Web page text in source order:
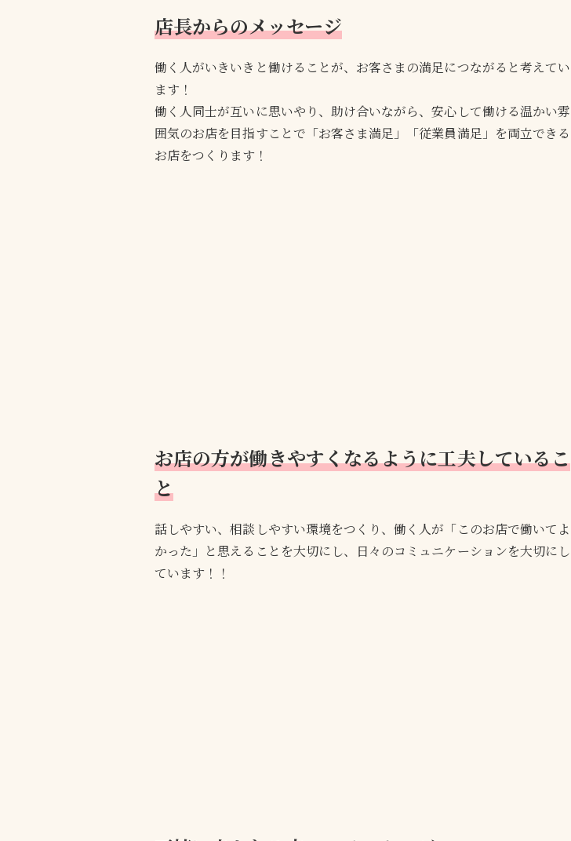
店長からのメッセージ
働く人がいきいきと働けることが、お客さまの満足につながると考えてい
ます！
働く人同士が互いに思いやり、助け合いながら、安心して働ける温かい雰
囲気のお店を目指すことで「お客さま満足」「従業員満足」を両立できる
お店をつくります！
お店の方が働きやすくなるように工夫しているこ
と
話しやすい、相談しやすい環境をつくり、働く人が「このお店で働いてよ
かった」と思えることを大切にし、日々のコミュニケーションを大切にし
ています！！